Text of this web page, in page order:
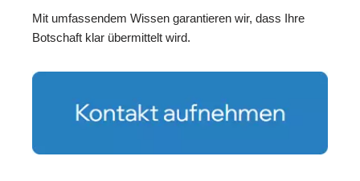
Mit umfassendem Wissen garantieren wir, dass Ihre
Botschaft klar übermittelt wird.